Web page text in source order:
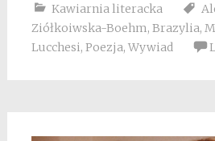
Kawiarnia literacka
Ziółkoiwska-Boehm, Brazylia,
Lucchesi, Poezja, Wywiad